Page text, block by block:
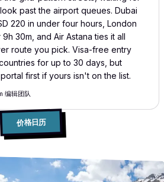
past the airport queues. Dubai
220 in under four hours, London
30m, and Air Astana ties it all
route you pick. Visa-free entry
for up to 30 days, but
first if yours isn't on the list.
编辑团队
价格日历